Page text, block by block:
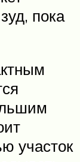
пока
участок